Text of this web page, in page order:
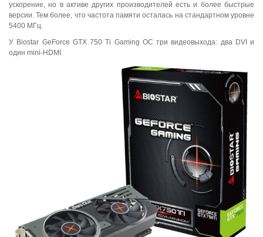
ускорение, но в активе других производителей есть и более быстрые
версии. Тем более, что частота памяти осталась на стандартном уровне
5400 МГц.
У Biostar GeForce GTX 750 Ti Gaming OC три видеовыхода: два DVI и
один mini-HDMI.